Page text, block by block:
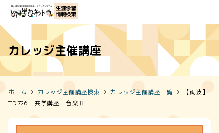
カレッジ主催講座
ホーム カレッジ主催講座検索 カレッジ主催講座一覧
【砺波】
TD726 共学講座 音楽Ⅱ